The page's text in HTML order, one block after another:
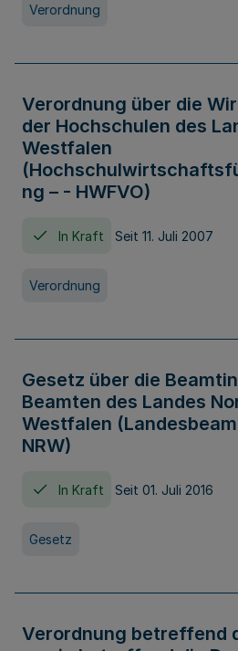
Verordnung
Verordnung über die
der Hochschulen des
Westfalen
ng – - HWFVO)
In Kraft Seit 11. Juli 2007
Verordnung
Gesetz über die
Beamten des Landes
Westfalen
NRW)
In Kraft Seit 01. Juli 2016
Gesetz
Verordnung betreffend